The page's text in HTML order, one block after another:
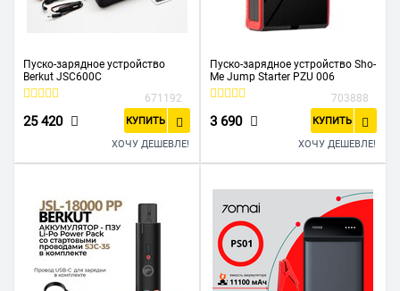
Пуско-зарядное устройство
Berkut JSC600С
671192
25 420 КУПИТЬ
ХОЧУ ДЕШЕВЛЕ!
Пуско-зарядное устройство Sho-
Me Jump Starter PZU 006
703888
3 690 КУПИТЬ
ХОЧУ ДЕШЕВЛЕ!